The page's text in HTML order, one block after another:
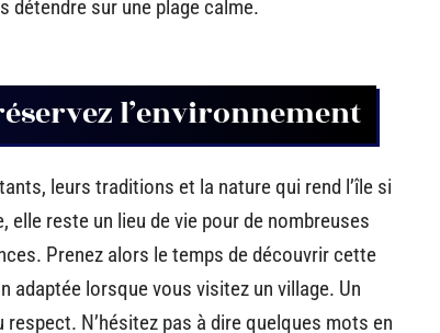
détendre sur une plage calme.
l’environnement
leurs traditions et la nature qui rend l’île si
reste un lieu de vie pour de nombreuses
Prenez alors le temps de découvrir cette
adaptée lorsque vous visitez un village. Un
N’hésitez pas à dire quelques mots en